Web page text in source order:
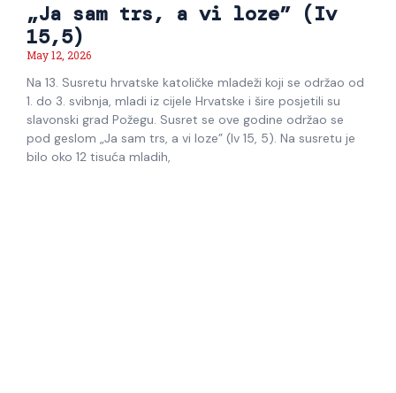
„Ja sam trs, a vi loze” (Iv
15,5)
May 12, 2026
Na 13. Susretu hrvatske katoličke mladeži koji se održao od
1. do 3. svibnja, mladi iz cijele Hrvatske i šire posjetili su
slavonski grad Požegu. Susret se ove godine održao se
pod geslom „Ja sam trs, a vi loze” (Iv 15, 5). Na susretu je
bilo oko 12 tisuća mladih,